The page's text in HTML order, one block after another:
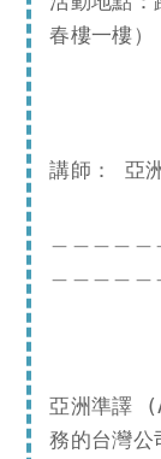
春樓一樓）
講師： 亞
亞洲準譯
務的台灣